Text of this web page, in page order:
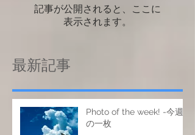
記事が公開されると、ここに
表示されます。
最新記事
Photo of the week! -今週
の一枚